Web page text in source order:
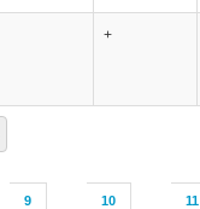
9 10 11
+